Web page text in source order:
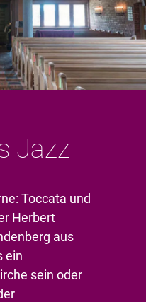
Jazz
Toccata und
Herbert
aus
ein
sein oder